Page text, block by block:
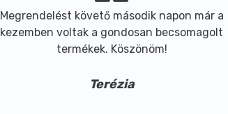
Megrendelést követő második napon már a
kezemben voltak a gondosan becsomagolt
termékek. Köszönöm!
Terézia